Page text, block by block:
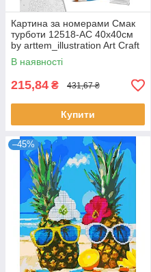
Картина за номерами Смак
турботи 12518-АС 40х40см
by arttem_illustration Art Craft
(12518-AC)
В наявності
215,84 ₴ 431,67 ₴
Купити
–45%